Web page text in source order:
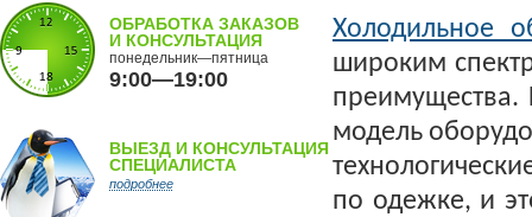
Холодильное
широким
преимущества.
модель
по одежке, и
ОБРАБОТКА ЗАКАЗОВ
И КОНСУЛЬТАЦИЯ
понедельник—пятница
9:00—19:00
ВЫЕЗД И КОНСУЛЬТАЦИЯ
СПЕЦИАЛИСТА
подробнее